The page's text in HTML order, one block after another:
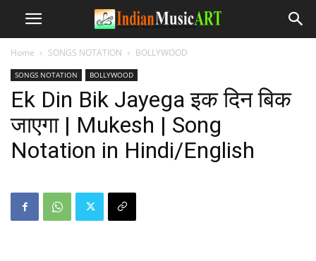
Home SONGS NOTATION BOLLYWOOD
SONGS NOTATION BOLLYWOOD
Ek Din Bik Jayega इक दिन बिक
जाएगा | Mukesh | Song
Notation in Hindi/English